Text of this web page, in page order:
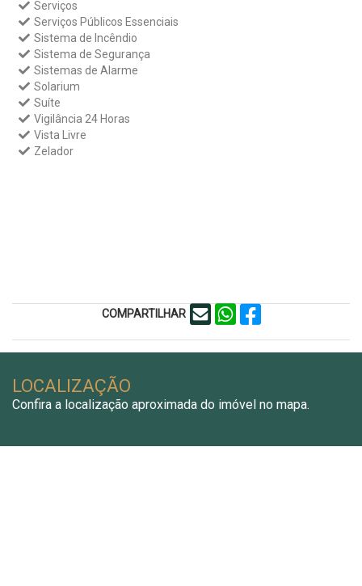
Serviços
Serviços Públicos Essenciais
Sistema de Incêndio
Sistema de Segurança
Sistemas de Alarme
Solarium
Suíte
Vigilância 24 Horas
Vista Livre
Zelador
COMPARTILHAR
LOCALIZAÇÃO
Confira a localização aproximada do imóvel no mapa.